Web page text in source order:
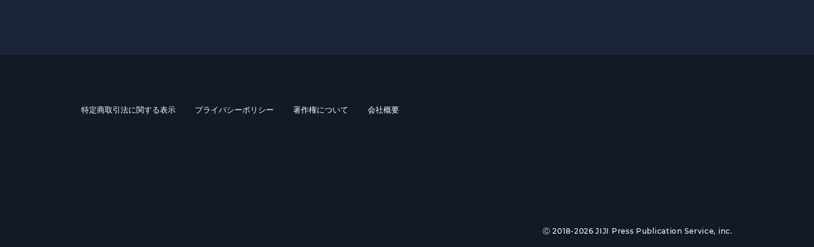
特定商取引法に関する表示 プライバシーポリシー 著作権について 会社概要
Ⓒ 2018-2026 JIJI Press Publication Service, inc.